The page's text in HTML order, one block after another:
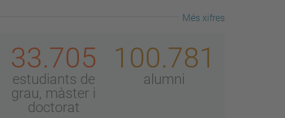
Més xifres
33.705
estudiants de
grau, màster i
doctorat
100.781
alumni